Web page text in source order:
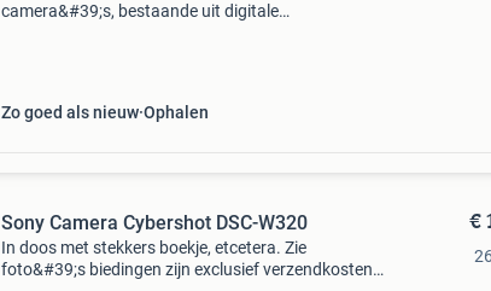
camera&#39;s, bestaande uit digitale
Zo goed als nieuw Ophalen
Sony Camera Cybershot DSC-W320
In doos met stekkers boekje, etcetera. Zie
foto&#39;s biedingen zijn exclusief verzendkosten,
€